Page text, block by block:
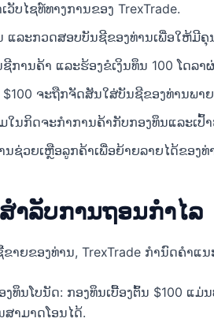
ວັບໄຊທ໌ທາງການຂອງ TrexTrade.
ແລະກວດສອບບັນຊີຂອງທ່ານເພື່ອໃຫ້ມີຄຸ
ຊີການຄ້າ ແລະຮ້ອງຂໍເງິນທຶນ 100 ໂດລ
$100 ຈະຖືກຈັດສັນໃສ່ບັນຊີຂອງທ່ານພ
ໃນກິດຈະກໍາການຄ້າກັບກອງທຶນແລະເປົ້
ນຊ່ວຍເຫຼືອລູກຄ້າເພື່ອຍ້າຍລາຍໄດ້ຂອງ
າລັບການຖອນກໍາໄລ
າຍຂອງທ່ານ, TrexTrade ກໍານົດຄໍາແນ
ງທຶນໂບນັດ: ກອງທຶນເບື້ອງຕົ້ນ $100 ແ
າມາດໂອນໄດ້.